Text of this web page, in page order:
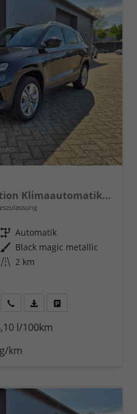
1.5 TSI 150PS DSG Selection Klimaautomatik Sitzheizung Lenkradheizung ACC PDC v+h Rückf.Kamera abg.Scheiben Apple CarPlay Android Auto 17"LM
Getriebe Automatik
Außenfarbe Black magic metallic
Kilometerstand 2 km
anfordern
Datei,
l/100km
km